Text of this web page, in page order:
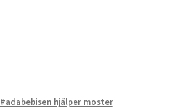
#adabebisen hjälper moster